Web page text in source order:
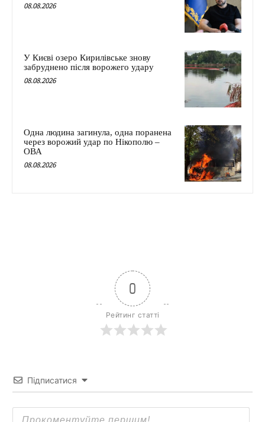
08.08.2026
У Києві озеро Кирилівське знову
забруднено після ворожего удару
08.08.2026
Одна людина загинула, одна поранена
через ворожий удар по Нікополю –
ОВА
08.08.2026
0
Рейтинг статті
Підписатися